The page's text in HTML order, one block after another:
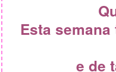
Esta
e de